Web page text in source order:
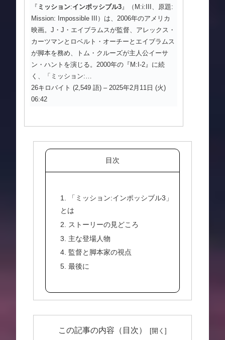
『 ミッション:インポッシブル3』（M:i:III、原題:
Mission: Impossible III）は、2006年のアメリカ
映画。J・J・エイブラムスが監督、アレックス・
カーツマンとロベルト・オーチーとエイブラムス
が脚本を務め、トム・クルーズが主人公イーサ
ン・ハントを演じる。2000年の『M:I-2』に続
く、「ミッション:…
26キロバイト (2,549 語) – 2025年2月11日 (火)
06:42
目次
1. 「ミッション:インポッシブル3」
とは
2. ストーリーの見どころ
3. 主な登場人物
4. 監督と脚本家の視点
5. 最後に
この記事の内容（目次）